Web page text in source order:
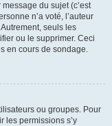
du sujet (c’est
n’a voté, l’auteur
seuls les
ou le supprimer. Ceci
en cours de sondage.
ou groupes. Pour
les permissions s’y